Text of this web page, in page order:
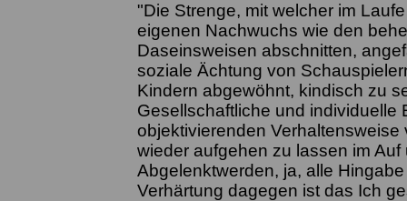
"Die Strenge, mit welcher im
eigenen Nachwuchs wie den
Daseinsweisen abschnitten,
soziale Ächtung von
Kindern abgewöhnt, kindisch zu
Gesellschaftliche und individuelle
objektivierenden
wieder aufgehen zu lassen im
Abgelenktwerden, ja, alle
Verhärtung dagegen ist das Ich